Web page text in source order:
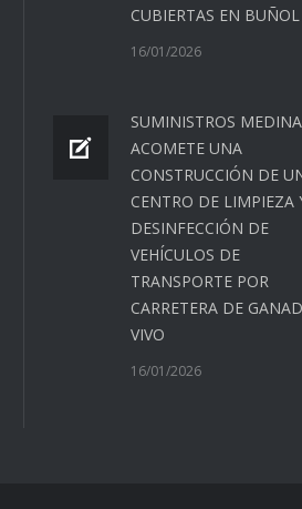
CUBIERTAS EN BUÑOL
16/01/2026
SUMINISTROS MEDINA
ACOMETE UNA
CONSTRUCCIÓN DE
CENTRO DE LIMPIEZA
DESINFECCIÓN DE
VEHÍCULOS DE
TRANSPORTE POR
CARRETERA DE
VIVO
16/01/2026